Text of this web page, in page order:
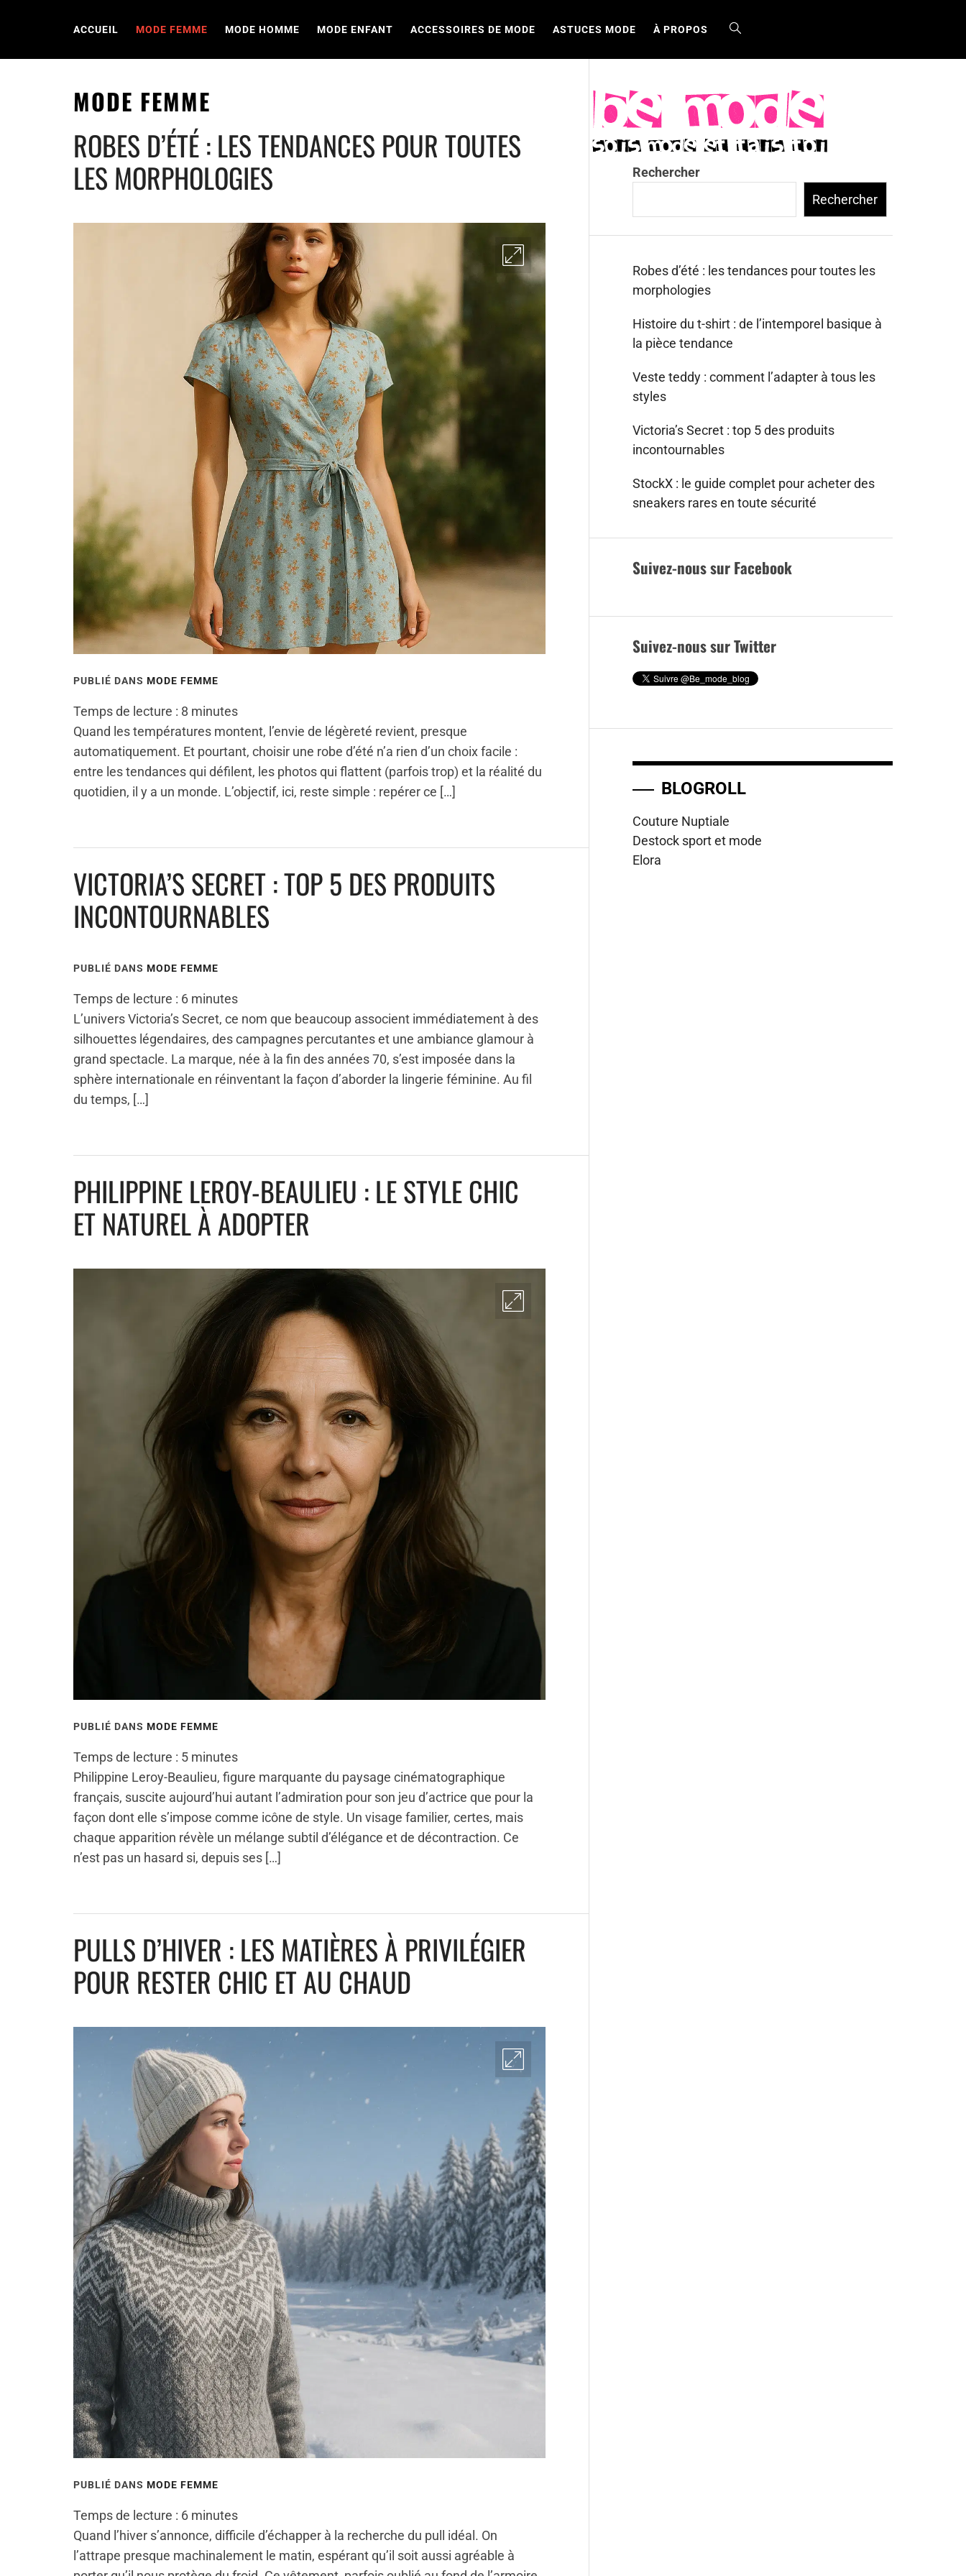
ACCUEIL MODE FEMME MODE HOMME MODE ENFANT ACCESSOIRES DE MODE ASTUCES MODE À PROPOS
MODE FEMME
ROBES D’ÉTÉ : LES TENDANCES POUR TOUTES
LES MORPHOLOGIES
PUBLIÉ DANS MODE FEMME
Temps de lecture : 8 minutes
Quand les températures montent, l’envie de légèreté revient, presque
automatiquement. Et pourtant, choisir une robe d’été n’a rien d’un choix facile :
entre les tendances qui défilent, les photos qui flattent (parfois trop) et la réalité du
quotidien, il y a un monde. L’objectif, ici, reste simple : repérer ce […]
VICTORIA’S SECRET : TOP 5 DES PRODUITS
INCONTOURNABLES
PUBLIÉ DANS MODE FEMME
Temps de lecture : 6 minutes
L’univers Victoria’s Secret, ce nom que beaucoup associent immédiatement à des
silhouettes légendaires, des campagnes percutantes et une ambiance glamour à
grand spectacle. La marque, née à la fin des années 70, s’est imposée dans la
sphère internationale en réinventant la façon d’aborder la lingerie féminine. Au fil
du temps, […]
PHILIPPINE LEROY-BEAULIEU : LE STYLE CHIC
ET NATUREL À ADOPTER
PUBLIÉ DANS MODE FEMME
Temps de lecture : 5 minutes
Philippine Leroy-Beaulieu, figure marquante du paysage cinématographique
français, suscite aujourd’hui autant l’admiration pour son jeu d’actrice que pour la
façon dont elle s’impose comme icône de style. Un visage familier, certes, mais
chaque apparition révèle un mélange subtil d’élégance et de décontraction. Ce
n’est pas un hasard si, depuis ses […]
PULLS D’HIVER : LES MATIÈRES À PRIVILÉGIER
POUR RESTER CHIC ET AU CHAUD
PUBLIÉ DANS MODE FEMME
Temps de lecture : 6 minutes
Quand l’hiver s’annonce, difficile d’échapper à la recherche du pull idéal. On
l’attrape presque machinalement le matin, espérant qu’il soit aussi agréable à
Rechercher
Rechercher
Robes d’été : les tendances pour toutes les
morphologies
Histoire du t-shirt : de l’intemporel basique à
la pièce tendance
Veste teddy : comment l’adapter à tous les
styles
Victoria’s Secret : top 5 des produits
incontournables
StockX : le guide complet pour acheter des
sneakers rares en toute sécurité
Suivez-nous sur Facebook
Suivez-nous sur Twitter
BLOGROLL
Couture Nuptiale
Destock sport et mode
Elora